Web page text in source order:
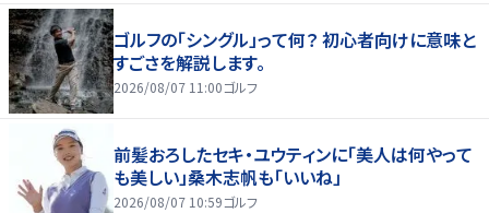
ゴルフの「シングル」って何？ 初心者向けに意味と
すごさを解説します。
2026/08/07 11:00ゴルフ
前髪おろしたセキ・ユウティンに「美人は何やって
も美しい」桑木志帆も「いいね」
2026/08/07 10:59ゴルフ